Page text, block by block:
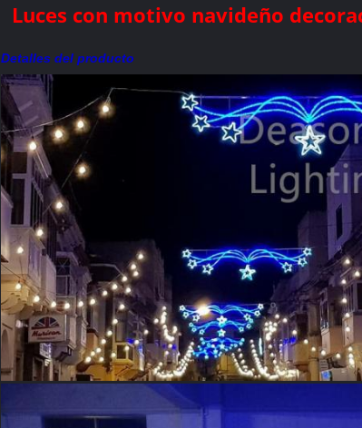
Luces con motivo navideño
Detalles del producto